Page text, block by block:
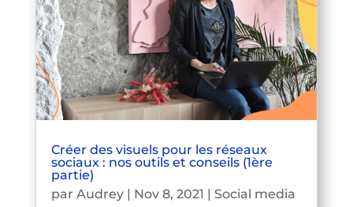
Créer des visuels pour les réseaux
sociaux : nos outils et conseils (1ère
partie)
par Audrey| Nov 8, 2021
Social media